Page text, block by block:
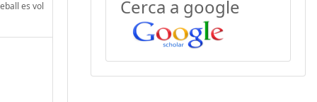
es vol Cerca a google